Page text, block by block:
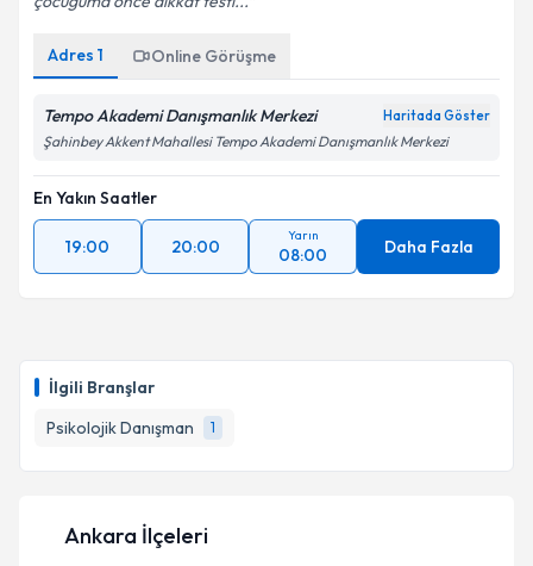
İlgili Branşlar
Psikolojik Danışman
1
Metni'ni okudum ve kişisel verilerimin belirtilen
Takvim Talebini Gönder
Adres 1 Online Görüşme
Tempo Akademi Danışmanlık Merkezi Haritada Göster
Şahinbey Akkent Mahallesi Tempo Akademi Danışmanlık Merkezi
En Yakın Saatler
19:00 20:00
Yarın
08:00 Daha Fazla
Ankara İlçeleri